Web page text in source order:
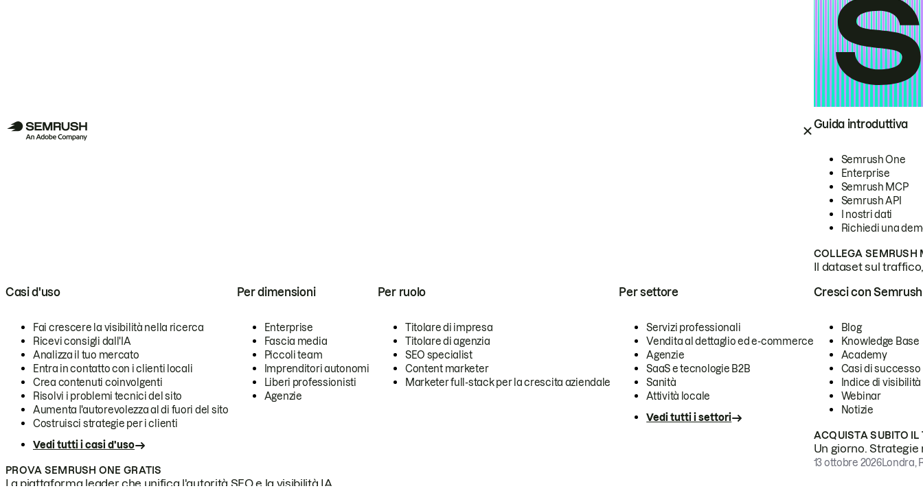
Guida introduttiva
Semrush One
Enterprise
Semrush MCP
Semrush API
I nostri dati
Richiedi una
COLLEGA SEMRUSH
Il dataset sul
Casi d'uso
Fai crescere la visibilità nella ricerca
Ricevi consigli dall'IA
Analizza il tuo mercato
Entra in contatto con i clienti locali
Crea contenuti coinvolgenti
Risolvi i problemi tecnici del sito
Aumenta l'autorevolezza al di fuori del sito
Costruisci strategie per i clienti
Vedi tutti i casi d'uso
Per dimensioni
Enterprise
Fascia media
Piccoli team
Imprenditori autonomi
Liberi professionisti
Agenzie
Per ruolo
Titolare di impresa
Titolare di agenzia
SEO specialist
Content marketer
Marketer full-stack per la crescita aziendale
Per settore
Servizi professionali
Vendita al dettaglio ed e-commerce
Agenzie
SaaS e tecnologie B2B
Sanità
Attività locale
Vedi tutti i settori
PROVA SEMRUSH ONE GRATIS
La piattaforma leader che unifica l'autorità SEO e la visibilità IA.
Cresci con Semrush
Blog
Knowledge Base
Academy
Casi di successo
Indice di visibilità
Webinar
Notizie
ACQUISTA SUBITO IL
Un giorno.
13 ottobre 2026Londra,